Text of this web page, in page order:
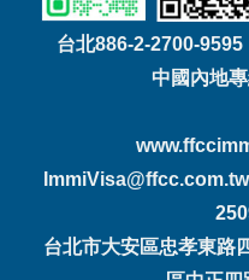
台北886-2-2700-
中國內地
台北市大安區忠孝東路